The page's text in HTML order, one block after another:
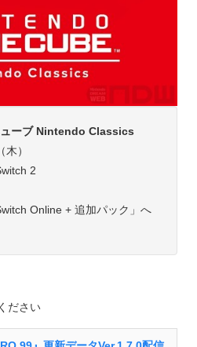
ーブ Nintendo Classics
）
2
Online + 追加パック」へ
ださい